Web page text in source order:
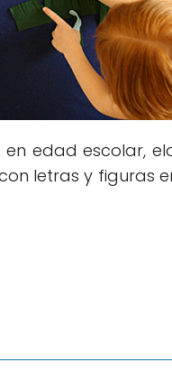
en edad escolar,
letras y figuras